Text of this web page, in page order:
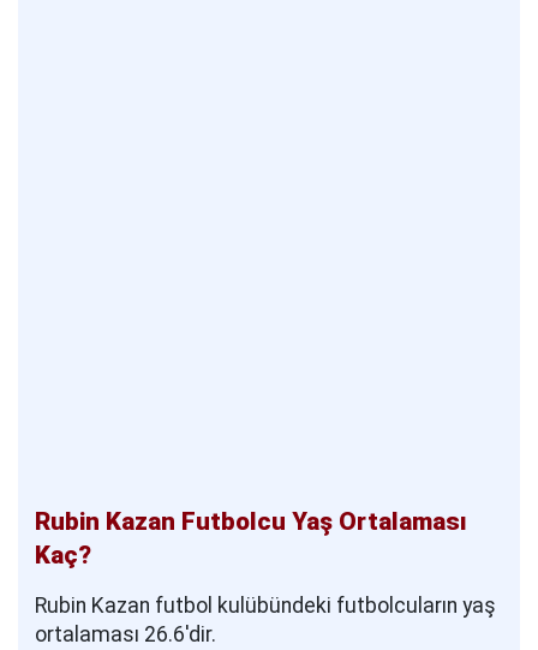
Rubin Kazan Futbolcu Yaş Ortalaması
Kaç?
Rubin Kazan futbol kulübündeki futbolcuların yaş
ortalaması 26.6'dir.